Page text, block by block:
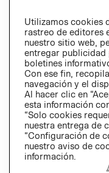
Perú (S/)
CAMBIAR REGIÓN
Utilizamos cookies
rastreo de editores
nuestro sitio web,
entregar publicidad
boletines
Con ese fin,
navegación y el
Al hacer clic en
esta información
“Solo cookies
nuestra entrega de
“Configuración de
nuestro aviso de
información.